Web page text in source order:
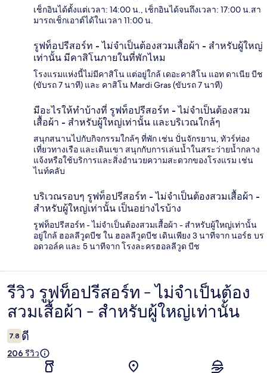
เช็กอินได้ตั้งแต่เวลา: 14:00 น., เช็กอินได้จนถึงเวลา: 17:00 น.สา
มารถเช็กเอาต์ได้ในเวลา 11:00 น.
รูฟท็อปรีสอร์ท - ไม่จำเป็นต้องสวมเสื้อผ้า - สำหรับผู้ใหญ่
เท่านั้น มีคาสิโนภายในที่พักไหม
โรงแรมแห่งนี้ไม่มีคาสิโน แต่อยู่ใกล้ เดอะคาสิโน แอท ดาเนีย บีช
(ขับรถ 7 นาที) และ คาสิโน Mardi Gras (ขับรถ 7 นาที)
มีอะไรให้ทำบ้างที่ รูฟท็อปรีสอร์ท - ไม่จำเป็นต้องสวม
เสื้อผ้า - สำหรับผู้ใหญ่เท่านั้น และบริเวณใกล้ๆ
สนุกสนานไปกับกิจกรรมใกล้ๆ ที่พัก เช่น ปั่นจักรยาน, ทัวร์ท่อง
เที่ยวทางเรือ และเดินเขา สนุกกับการเล่นน้ำในสระว่ายน้ำกลาง
แจ้งหรือใช้บริการและสิ่งอำนวยความสะดวกของโรงแรม เช่น
ไนท์คลับ
บริเวณรอบๆ รูฟท็อปรีสอร์ท - ไม่จำเป็นต้องสวมเสื้อผ้า -
สำหรับผู้ใหญ่เท่านั้น เป็นอย่างไรบ้าง
รูฟท็อปรีสอร์ท - ไม่จำเป็นต้องสวมเสื้อผ้า - สำหรับผู้ใหญ่เท่านั้น
อยู่ใกล้ ฮอลลีวูดบีช ใน ฮอลลีวูดบีช เดินเพียง 3 นาทีจาก นอร์ธ บร
อดวอล์ค และ 5 นาทีจาก โรงละครฮอลลีวูด บีช
รีวิว
รีวิว รูฟท็อปรีสอร์ท - ไม่จำเป็นต้อง
สวมเสื้อผ้า - สำหรับผู้ใหญ่เท่านั้น
7.8 ดี
206 รีวิว